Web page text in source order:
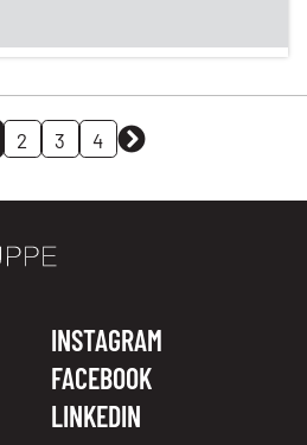
2 3 4
INSTAGRAM
FACEBOOK
LINKEDIN